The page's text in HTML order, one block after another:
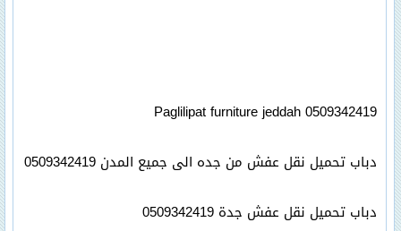
Paglilipat furniture jeddah 0509342419
دباب تحميل نقل عفش من جده الى جميع المدن 0509342419
دباب تحميل نقل عفش جدة 0509342419